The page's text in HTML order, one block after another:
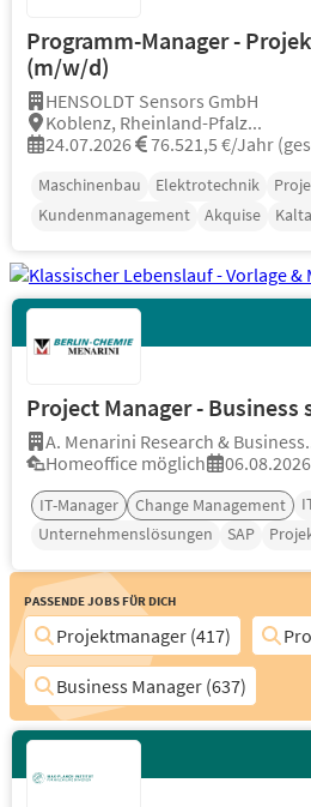
Programm-Manager -
(m/w/d)
HENSOLDT Sensors GmbH
Koblenz, Rheinland-Pfalz...
24.07.2026
76.521,5 €/Jahr
Maschinenbau Elektrotechnik
Kundenmanagement
Akquise
Project Manager -
A. Menarini Research &
Homeoffice möglich
06.08.2026
IT-Manager Change Management
Unternehmenslösungen
SAP
Passende Jobs für Dich
Projektmanager (417)
Business Manager (637)